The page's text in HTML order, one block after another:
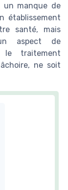
un manque de
établissement
santé, mais
aspect de
traitement
ne soit